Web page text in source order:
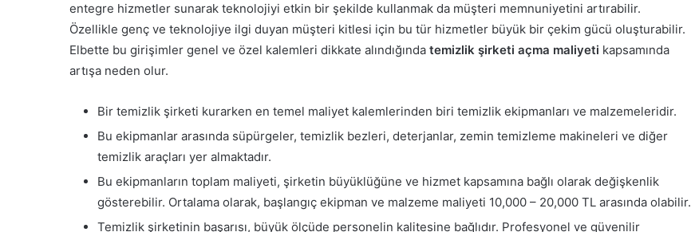
entegre hizmetler sunarak teknolojiyi etkin bir şekilde kullanmak da müşteri memnuniyetini artırabilir.
Özellikle genç ve teknolojiye ilgi duyan müşteri kitlesi için bu tür hizmetler büyük bir çekim gücü oluşturabilir.
Elbette bu girişimler genel ve özel kalemleri dikkate alındığında temizlik şirketi açma maliyeti kapsamında
artışa neden olur.
Bir temizlik şirketi kurarken en temel maliyet kalemlerinden biri temizlik ekipmanları ve malzemeleridir.
Bu ekipmanlar arasında süpürgeler, temizlik bezleri, deterjanlar, zemin temizleme makineleri ve diğer
temizlik araçları yer almaktadır.
Bu ekipmanların toplam maliyeti, şirketin büyüklüğüne ve hizmet kapsamına bağlı olarak değişkenlik
gösterebilir. Ortalama olarak, başlangıç ekipman ve malzeme maliyeti 10,000 – 20,000 TL arasında olabilir.
Temizlik şirketinin başarısı, büyük ölçüde personelin kalitesine bağlıdır. Profesyonel ve güvenilir